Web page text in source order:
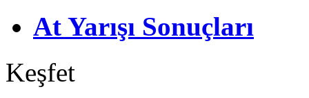
At Yarışı Sonuçları
Keşfet